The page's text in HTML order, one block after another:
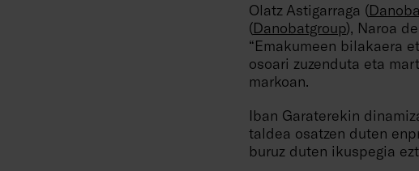
Olatz Astigarraga (
(Danobatgroup), Naroa
“Emakumeen bilakaera
osoari zuzenduta eta
markoan.
Iban Garaterekin
taldea osatzen duten
buruz duten ikuspegia